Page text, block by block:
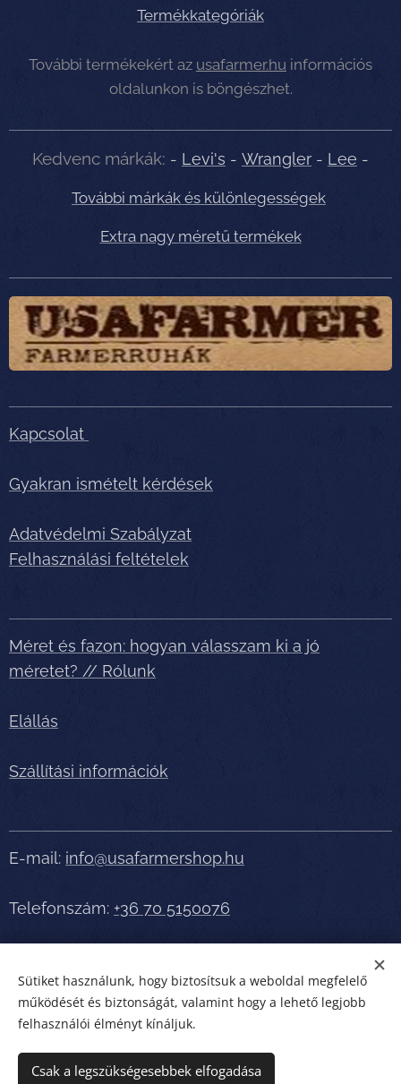
Termékkategóriák
További termékekért az usafarmer.hu információs
oldalunkon is böngészhet.
Kedvenc márkák: - Levi's - Wrangler - Lee -
További márkák és különlegességek
Extra nagy méretű termékek
Kapcsolat
Gyakran ismételt kérdések
Adatvédelmi Szabályzat
Felhasználási feltételek
Méret és fazon: hogyan válasszam ki a jó
méretet? // Rólunk
Elállás
Szállítási információk
E-mail: info@usafarmershop.hu
Telefonszám: +36 70 5150076
Részletes tájékoztatásért, segítségért telefonáljon
bátran!
Sütiket használunk, hogy biztosítsuk a weboldal megfelelő
működését és biztonságát, valamint hogy a lehető legjobb
felhasználói élményt kínáljuk.
Csak a legszükségesebbek elfogadása